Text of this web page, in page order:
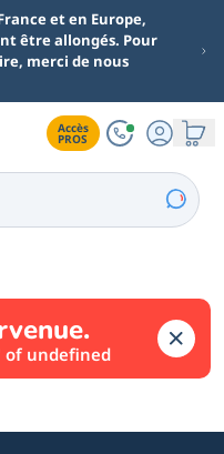
et en Europe,
être allongés. Pour
merci de nous
Accès
PROS
of undefined